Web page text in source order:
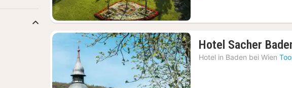
Hotel Sacher
Hotel in Baden bei Wien